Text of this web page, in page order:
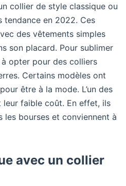
collier de style classique ou
en 2022. Ces
des vêtements simples
son placard. Pour sublimer
opter pour des colliers
Certains modèles ont
être à la mode. L’un des
faible coût. En effet, ils
les bourses et conviennent à
avec un collier